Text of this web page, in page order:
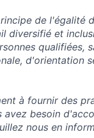
de l'égalité
diversifié et
qualifiées,
d'orientation
à fournir des
avez besoin
nous en